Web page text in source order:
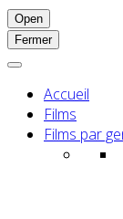
Open
Fermer
Accueil
Films
Films par